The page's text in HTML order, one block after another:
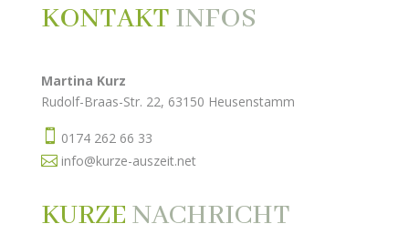
KONTAKT INFOS
Martina Kurz
Rudolf-Braas-Str. 22, 63150 Heusenstamm
 0174 262 66 33
 info@kurze-auszeit.net
KURZE NACHRICHT